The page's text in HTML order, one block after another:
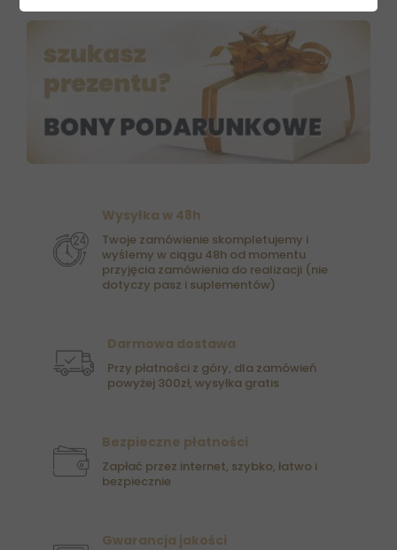
Wysyłka w 48h
Twoje zamówienie skompletujemy i
wyślemy w ciągu 48h od momentu
przyjęcia zamówienia do realizacji (nie
dotyczy pasz i suplementów)
Darmowa dostawa
Przy płatności z góry, dla zamówień
powyżej 300zł, wysyłka gratis
Bezpieczne płatności
Zapłać przez internet, szybko, łatwo i
bezpiecznie
Gwarancja jakości